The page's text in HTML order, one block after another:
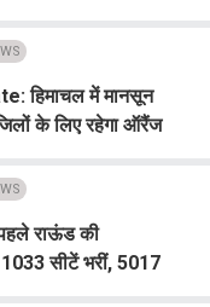
हिमाचल में मानसून
के लिए रहेगा ऑरैंज
राऊंड की
सीटें भरीं, 5017